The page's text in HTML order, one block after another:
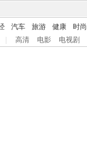
汽车 旅游 健康 时尚
高清 电影 电视剧